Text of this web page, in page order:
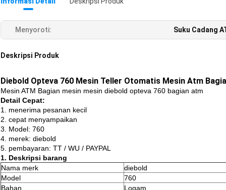
Menyoroti: Suku Cadang
Deskripsi Produk
Diebold Opteva 760 Mesin Teller Otomatis Mesin Atm
Mesin ATM Bagian mesin mesin diebold opteva 760 bagian atm
Detail Cepat:
1. menerima pesanan kecil
2. cepat menyampaikan
3. Model: 760
4. merek: diebold
5. pembayaran: TT / WU / PAYPAL
1. Deskripsi barang
Nama merk
diebold
Model
760
Bahan
Logam